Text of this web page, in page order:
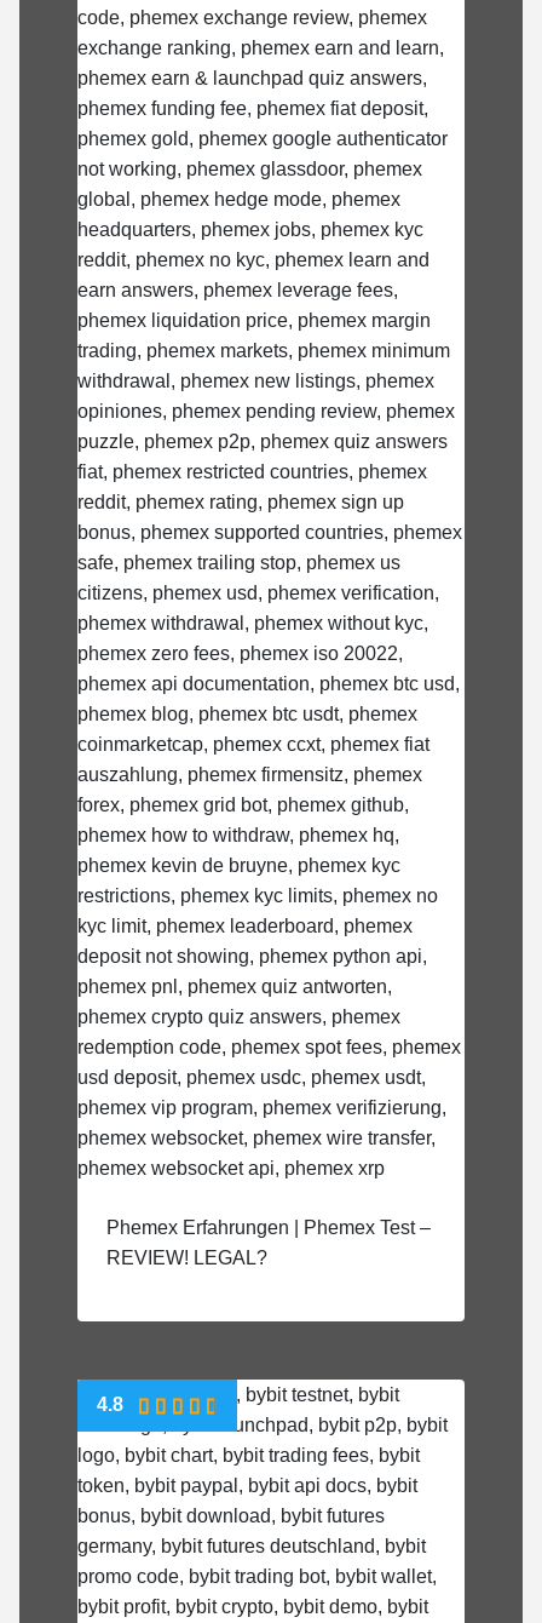
Phemex Erfahrungen | Phemex Test –
REVIEW! LEGAL?
4.8